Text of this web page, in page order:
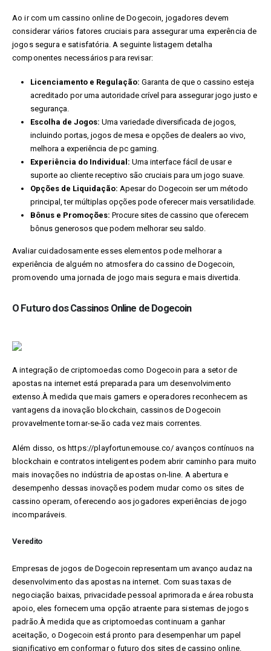
Ao ir com um cassino online de Dogecoin, jogadores devem
considerar vários fatores cruciais para assegurar uma experência de
jogos segura e satisfatória. A seguinte listagem detalha
componentes necessários para revisar:
Licenciamento e Regulação: Garanta de que o cassino esteja
acreditado por uma autoridade crível para assegurar jogo justo e
segurança.
Escolha de Jogos: Uma variedade diversificada de jogos,
incluindo portas, jogos de mesa e opções de dealers ao vivo,
melhora a experiência de pc gaming.
Experiência do Individual: Uma interface fácil de usar e
suporte ao cliente receptivo são cruciais para um jogo suave.
Opções de Liquidação: Apesar do Dogecoin ser um método
principal, ter múltiplas opções pode oferecer mais versatilidade.
Bônus e Promoções: Procure sites de cassino que oferecem
bônus generosos que podem melhorar seu saldo.
Avaliar cuidadosamente esses elementos pode melhorar a
experiência de alguém no atmosfera do cassino de Dogecoin,
promovendo uma jornada de jogo mais segura e mais divertida.
O Futuro dos Cassinos Online de Dogecoin
A integração de criptomoedas como Dogecoin para a setor de
apostas na internet está preparada para um desenvolvimento
extenso.À medida que mais gamers e operadores reconhecem as
vantagens da inovação blockchain, cassinos de Dogecoin
provavelmente tornar-se-ão cada vez mais correntes.
Além disso, oshttps://playfortunemouse.co/ avanços contínuos na
blockchain e contratos inteligentes podem abrir caminho para muito
mais inovações no indústria de apostas on-line. A abertura e
desempenho dessas inovações podem mudar como os sites de
cassino operam, oferecendo aos jogadores experiências de jogo
incomparáveis.
Veredito
Empresas de jogos de Dogecoin representam um avanço audaz na
desenvolvimento das apostas na internet. Com suas taxas de
negociação baixas, privacidade pessoal aprimorada e área robusta
apoio, eles fornecem uma opção atraente para sistemas de jogos
padrão.À medida que as criptomoedas continuam a ganhar
aceitação, o Dogecoin está pronto para desempenhar um papel
significativo em conformar o futuro dos sites de cassino online.